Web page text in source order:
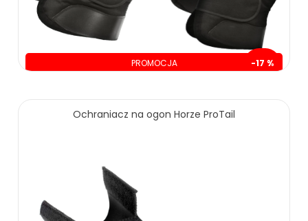
PROMOCJA -17 %
419.00 zł 499.00 zł
Ochraniacz na ogon Horze ProTail